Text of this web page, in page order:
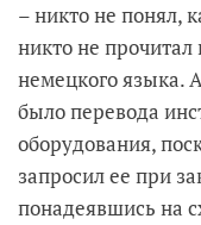
– никто не понял,
никто не
немецкого языка.
было перевода
оборудования,
запросил ее при
понадеявшись на